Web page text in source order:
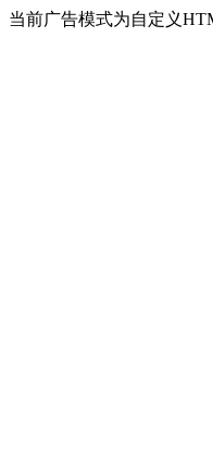
当前广告模式为自定义